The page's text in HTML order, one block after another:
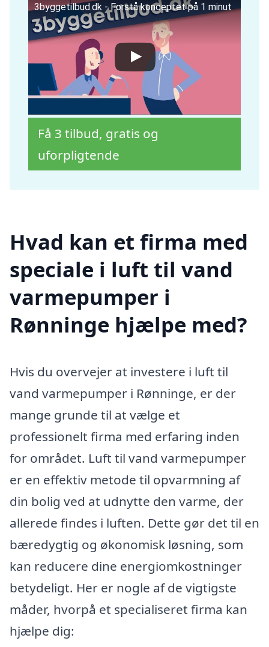
3byggetilbud.dk - Forstå konceptet på 1 minut
Få 3 tilbud, gratis og
uforpligtende
Hvad kan et firma med
speciale i luft til vand
varmepumper i
Rønninge hjælpe med?
Hvis du overvejer at investere i luft til
vand varmepumper i Rønninge, er der
mange grunde til at vælge et
professionelt firma med erfaring inden
for området. Luft til vand varmepumper
er en effektiv metode til opvarmning af
din bolig ved at udnytte den varme, der
allerede findes i luften. Dette gør det til en
bæredygtig og økonomisk løsning, som
kan reducere dine energiomkostninger
betydeligt. Her er nogle af de vigtigste
måder, hvorpå et specialiseret firma kan
hjælpe dig: